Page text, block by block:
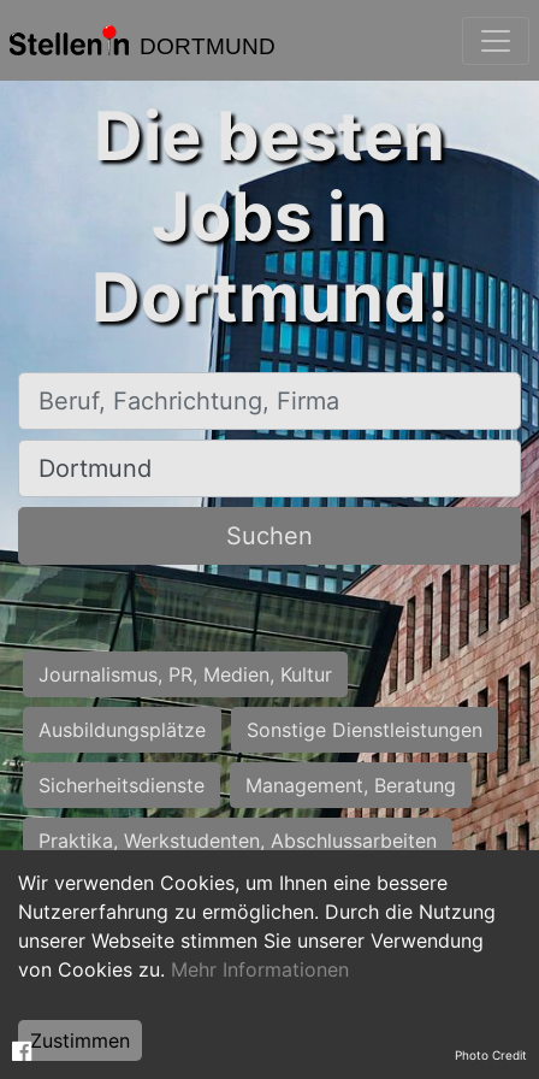
DORTMUND
Wir verwenden Cookies, um Ihnen eine bessere
Nutzererfahrung zu ermöglichen. Durch die Nutzung
unserer Webseite stimmen Sie unserer Verwendung
von Cookies zu. Mehr Informationen
Zustimmen
Die besten
Jobs in
Dortmund!
Beruf, Fachrichtung, Firma
Ort, Stadt
Suchen
Journalismus, PR, Medien, Kultur
Ausbildungsplätze Sonstige Dienstleistungen
Sicherheitsdienste Management, Beratung
Praktika, Werkstudenten, Abschlussarbeiten
Personalwesen Assistenz, Sekretariat
Hilfskräfte, Aushilfs- und Nebenjobs
Weiterbildung, Studium, duale Ausbildung Photo Credit